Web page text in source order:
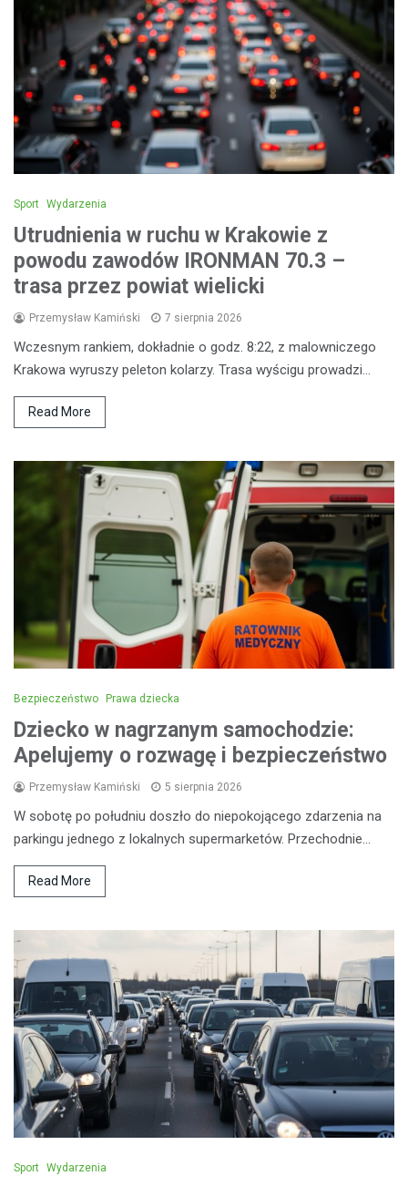
Sport Wydarzenia
Utrudnienia w ruchu w Krakowie z
powodu zawodów IRONMAN 70.3 –
trasa przez powiat wielicki
Przemysław Kamiński 7 sierpnia 2026
Wczesnym rankiem, dokładnie o godz. 8:22, z malowniczego
Krakowa wyruszy peleton kolarzy. Trasa wyścigu prowadzi…
Read More
Bezpieczeństwo Prawa dziecka
Dziecko w nagrzanym samochodzie:
Apelujemy o rozwagę i bezpieczeństwo
Przemysław Kamiński 5 sierpnia 2026
W sobotę po południu doszło do niepokojącego zdarzenia na
parkingu jednego z lokalnych supermarketów. Przechodnie…
Read More
Sport Wydarzenia